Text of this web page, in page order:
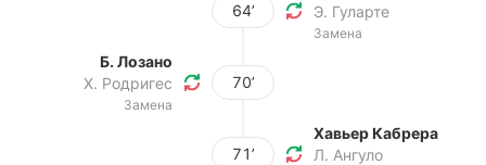
64’
Э. Гуларте
Замена
Б. Лозано
Х. Родригес
Замена
70’
71’
Хавьер Кабрера
Л. Ангуло